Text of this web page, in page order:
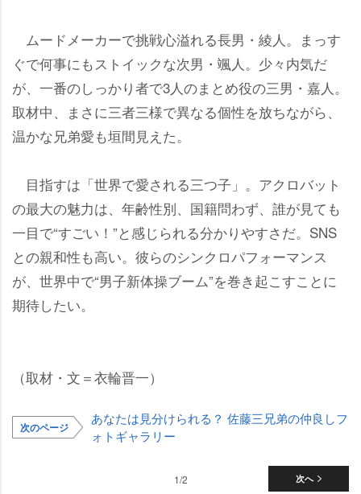
ムードメーカーで挑戦心溢れる長男・綾人。まっす
ぐで何事にもストイックな次男・颯人。少々内気だ
が、一番のしっかり者で3人のまとめ役の三男・嘉人。
取材中、まさに三者三様で異なる個性を放ちながら、
温かな兄弟愛も垣間見えた。
目指すは「世界で愛される三つ子」。アクロバット
の最大の魅力は、年齢性別、国籍問わず、誰が見ても
一目で“すごい！”と感じられる分かりやすさだ。SNS
との親和性も高い。彼らのシンクロパフォーマンス
が、世界中で“男子新体操ブーム”を巻き起こすことに
期待したい。
（取材・文＝衣輪晋一）
次のページ
あなたは見分けられる？ 佐藤三兄弟の仲良しフ
ォトギャラリー
次へ
1/2